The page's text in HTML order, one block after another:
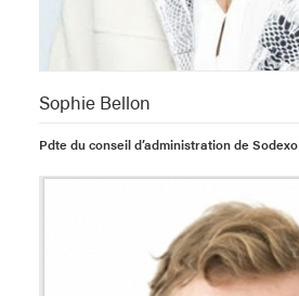
Sophie Bellon
Pdte du conseil d’administration de Sodexo